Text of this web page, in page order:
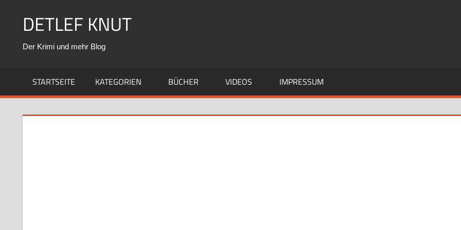
DETLEF KNUT
Der Krimi und mehr Blog
STARTSEITE KATEGORIEN BÜCHER VIDEOS IMPRESSUM